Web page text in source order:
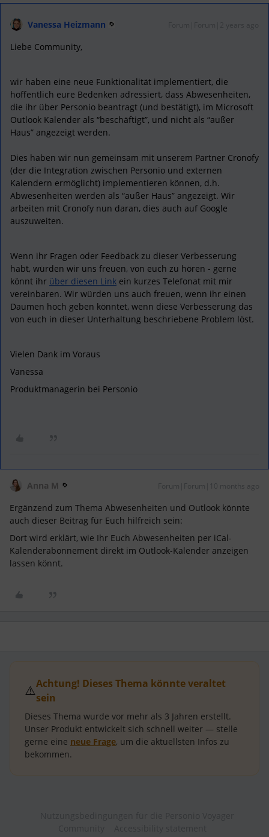
Vanessa Heizmann
Liebe Community,
wir haben eine neue Funktionalität implementiert, die
hoffentlich eure Bedenken adressiert, dass Abwesenheiten,
die ihr über Personio beantragt (und bestätigt), im Microsoft
Outlook Kalender als “beschäftigt”, und nicht als “außer
Haus” angezeigt werden.
Dies haben wir nun gemeinsam mit unserem Partner Cronofy
(der die Integration zwischen Personio und externen
Kalendern ermöglicht) implementieren können, d.h.
Abwesenheiten werden als “außer Haus” angezeigt. Wir
arbeiten mit Cronofy nun daran, dies auch auf Google
auszuweiten.
Wenn ihr Fragen oder Feedback zu dieser Verbesserung
habt, würden wir uns freuen, von euch zu hören - gerne
könnt ihr über diesen Link ein kurzes Telefonat mit mir
vereinbaren. Wir würden uns auch freuen, wenn ihr einen
Daumen hoch geben könntet, wenn diese Verbesserung das
von euch in dieser Unterhaltung beschriebene Problem löst.
Vielen Dank im Voraus
Vanessa
Produktmanagerin bei Personio
Anna M Forum|Forum|10 months ago
Ergänzend zum Thema Abwesenheiten und Outlook könnte
auch dieser Beitrag für Euch hilfreich sein:
Dort wird erklärt, wie Ihr Euch Abwesenheiten per iCal-
Kalenderabonnement direkt im Outlook-Kalender anzeigen
lassen könnt.
⚠️Achtung! Dieses Thema könnte veraltet
sein
Dieses Thema wurde vor mehr als 3 Jahren erstellt.
Unser Produkt entwickelt sich schnell weiter — stelle
gerne eine neue Frage, um die aktuellsten Infos zu
bekommen.